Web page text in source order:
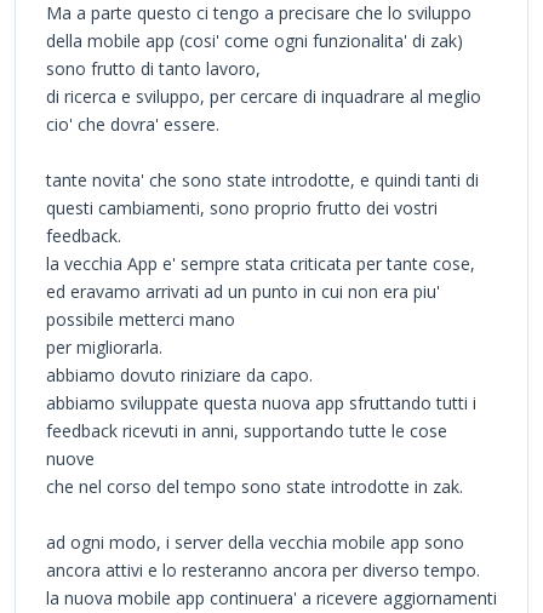
Ma a parte questo ci tengo a precisare che lo sviluppo
della mobile app (cosi' come ogni funzionalita' di zak)
sono frutto di tanto lavoro,
di ricerca e sviluppo, per cercare di inquadrare al meglio
cio' che dovra' essere.
tante novita' che sono state introdotte, e quindi tanti di
questi cambiamenti, sono proprio frutto dei vostri
feedback.
la vecchia App e' sempre stata criticata per tante cose,
ed eravamo arrivati ad un punto in cui non era piu'
possibile metterci mano
per migliorarla.
abbiamo dovuto riniziare da capo.
abbiamo sviluppate questa nuova app sfruttando tutti i
feedback ricevuti in anni, supportando tutte le cose
nuove
che nel corso del tempo sono state introdotte in zak.
ad ogni modo, i server della vecchia mobile app sono
ancora attivi e lo resteranno ancora per diverso tempo.
la nuova mobile app continuera' a ricevere aggiornamenti